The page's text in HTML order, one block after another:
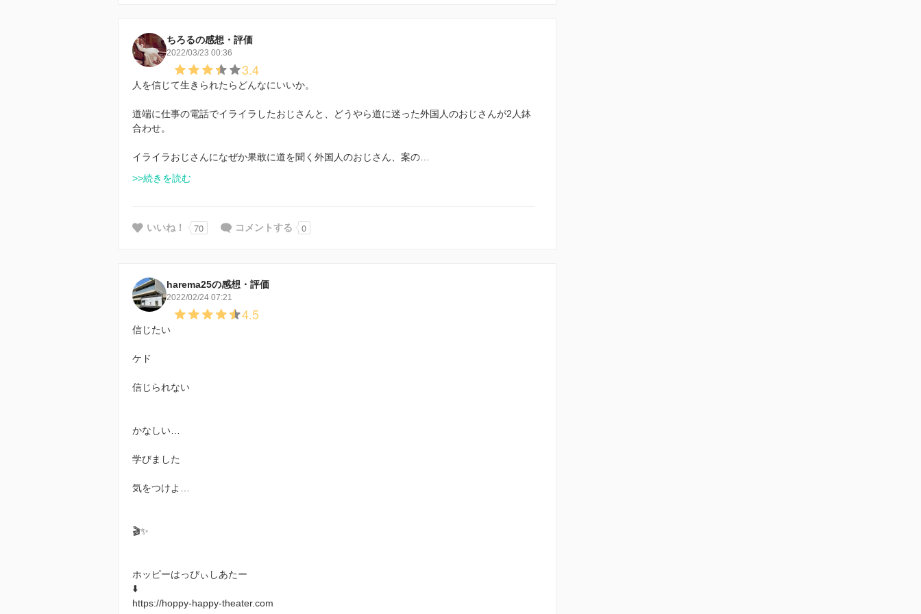
ちろるの感想・評価
2022/03/23 00:36
3.4
人を信じて生きられたらどんなにいいか。
道端に仕事の電話でイライラしたおじさんと、どうやら道に迷った外国人のおじさんが2人鉢
合わせ。
イライラおじさんになぜか果敢に道を聞く外国人のおじさん、案の…
>>続きを読む
いいね！ 70 コメントする 0
harema25の感想・評価
2022/02/24 07:21
4.5
信じたい
ケド
信じられない
かなしい…
学びました
気をつけよ…
🎬✨
ホッピーはっぴぃしあたー
⬇️
https://hoppy-happy-theater.com